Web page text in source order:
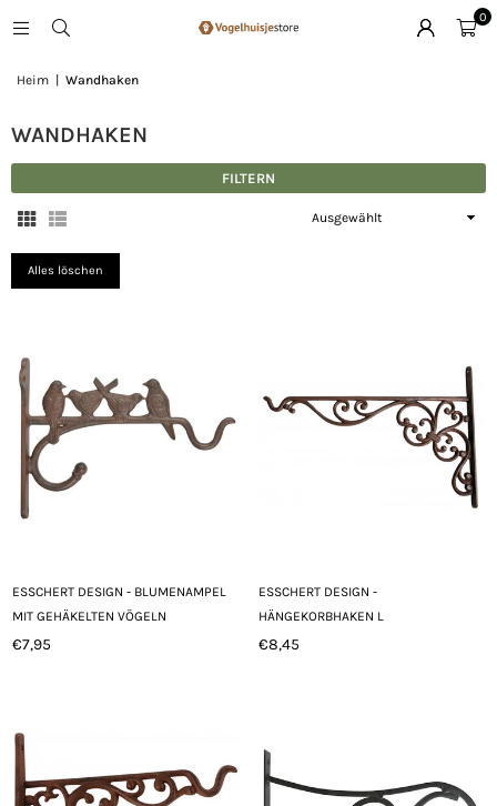
0
Heim Wandhaken
WANDHAKEN
FILTERN
Sortieren
Alles löschen
ESSCHERT DESIGN - BLUMENAMPEL
MIT GEHÄKELTEN VÖGELN
Normaler
€7,95
ESSCHERT DESIGN -
HÄNGEKORBHAKEN L
Normaler
€8,45